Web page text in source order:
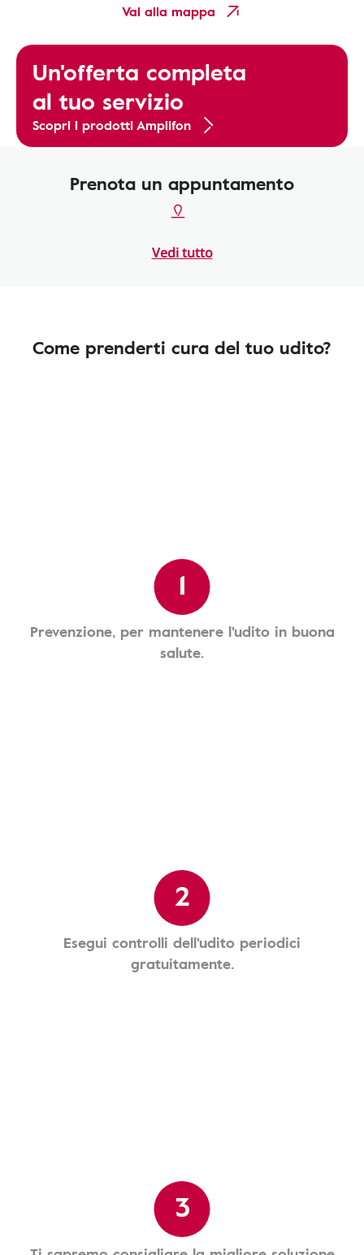
Vai alla mappa
Un'offerta completa
al tuo servizio
Scopri i prodotti Amplifon
Prenota un appuntamento
Vedi tutto
Come prenderti cura del tuo udito?
1
Prevenzione, per mantenere l'udito in buona
salute.
2
Esegui controlli dell'udito periodici
gratuitamente.
3